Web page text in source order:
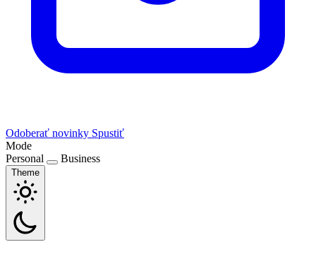
Odoberať novinky Spustiť
Mode
Personal
Business
Theme